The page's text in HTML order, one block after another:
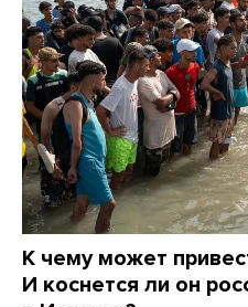
К чему может
И коснется ли он